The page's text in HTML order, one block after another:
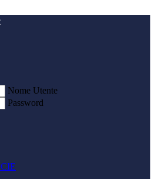
Nome Utente
Password